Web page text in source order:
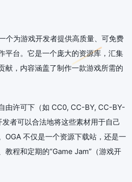
个为游戏开发者提供高质量、可免费
平台。它是一个庞大的资源库，汇集
献，内容涵盖了制作一款游戏所需的
由许可下（如 CC0, CC-BY, CC-BY-
者可以合法地将这些素材用于自己
OGA 不仅是一个资源下载站，还是一
教程和定期的“Game Jam”（游戏开